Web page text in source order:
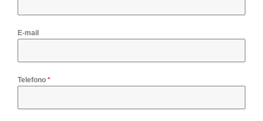
E-mail
Telefono *